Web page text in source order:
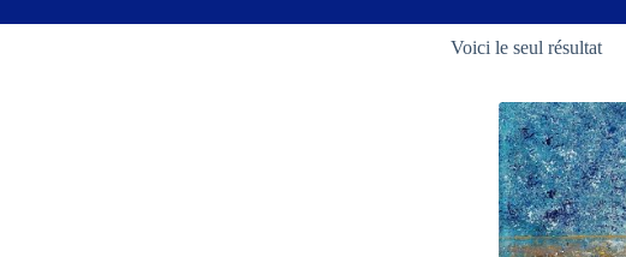
Voici le seul résultat